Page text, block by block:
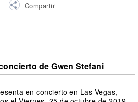
Compartir
de Gwen Stefani
en concierto en Las Vegas,